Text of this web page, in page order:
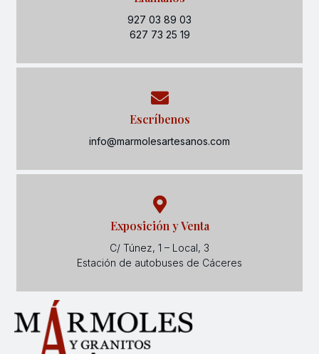
927 03 89 03
627 73 25 19
Escríbenos
info@marmolesartesanos.com
Exposición y Venta
C/ Túnez, 1 – Local, 3
Estación de autobuses de Cáceres